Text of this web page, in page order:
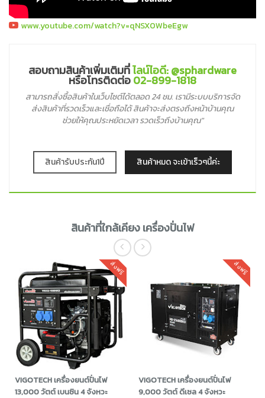
www.youtube.com/watch?v=qNSX0WbeEgw
สอบถามสินค้าเพิ่มเติมที่ไลน์ไอดี: @sphardware
หรือโทรติดต่อ02-899-1818
สามารถสั่งซื้อสินค้าในเว็บไซต์ได้ตลอด 24 ชม. เรามีระบบบริการจัด
ส่งสินค้าที่รวดเร็วและเชื่อถือได้ สินค้าจะส่งตรงถึงหน้าบ้านคุณ
ช่วยให้คุณประหยัดเวลา รวดเร็วถึงบ้านคุณ"
สินค้ารับประกัน1ปี สินค้าหมด จะเข้าเร็วๆนี้ค่ะ
สินค้าที่ใกล้เคียง เครื่องปั่นไฟ
VIGOTECH เครื่องยนต์ปั่นไฟ
13,000 วัตต์ เบนซิน 4 จังหวะ
ส่งฟรี
VIGOTECH เครื่องยนต์ปั่นไฟ
9,000 วัตต์ ดีเซล 4 จังหวะ
ส่งฟรี